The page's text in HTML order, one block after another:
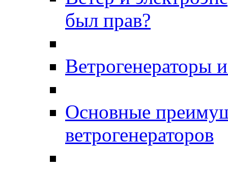
был прав?
Ветрогенераторы
Основные
ветрогенераторов